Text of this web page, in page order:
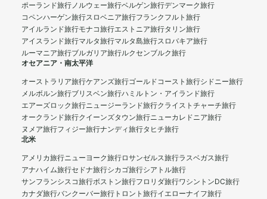
ポーランド旅行ノルウェー旅行ベルゲン旅行デンマーク旅行
コペンハーゲン旅行スロベニア旅行フランクフルト旅行
アイルランド旅行モナコ旅行エストニア旅行タリン旅行
アイスランド旅行マルタ旅行マルタ島旅行スロバキア旅行
ルーマニア旅行ブルガリア旅行ルクセンブルク旅行
オセアニア・南太平洋
オーストラリア旅行ケアンズ旅行ゴールドコースト旅行シドニー旅行
メルボルン旅行ブリスベン旅行ハミルトン・アイランド旅行
エアーズロック旅行ニュージーランド旅行クライストチャーチ旅行
オークランド旅行クイーンズタウン旅行ニューカレドニア旅行
ヌメア旅行フィジー旅行ナンディ旅行タヒチ旅行
北米
アメリカ旅行ニューヨーク旅行ロサンゼルス旅行ラスベガス旅行
アナハイム旅行セドナ旅行シカゴ旅行シアトル旅行
サンフランシスコ旅行ボストン旅行フロリダ旅行ワシントンDC旅行
カナダ旅行バンクーバー旅行 トロント旅行イエローナイフ旅行